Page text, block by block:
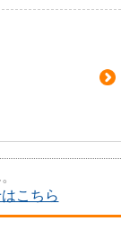
こちら